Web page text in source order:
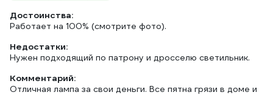
Достоинства:
Работает на 100% (смотрите фото).
Недостатки:
Нужен подходящий по патрону и дросселю светильник.
Комментарий:
Отличная лампа за свои деньги. Все пятна грязи в доме и